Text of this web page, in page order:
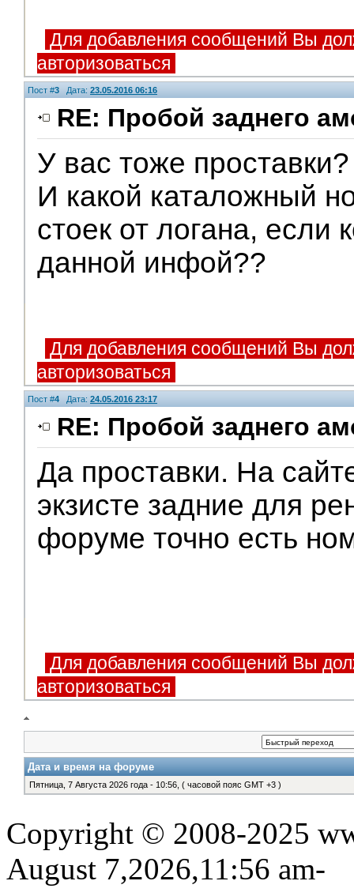
Для добавления сообщений Вы
авторизоваться
Пост #3 Дата: 23.05.2016 06:16
RE: Пробой заднего
У вас тоже проставки?
И какой каталожный
стоек от логана, если
данной инфой??
Для добавления сообщений Вы
авторизоваться
Пост #4Дата: 24.05.2016 23:17
RE: Пробой заднего
Да проставки. На
экзисте задние для
форуме точно есть
Для добавления сообщений Вы
авторизоваться
Дата и время на форуме
Пятница, 7 Августа 2026 года - 10:56, ( часовой пояс GMT +3 )
Copyright © 2008-2025
August 7,2026,11:56 am-